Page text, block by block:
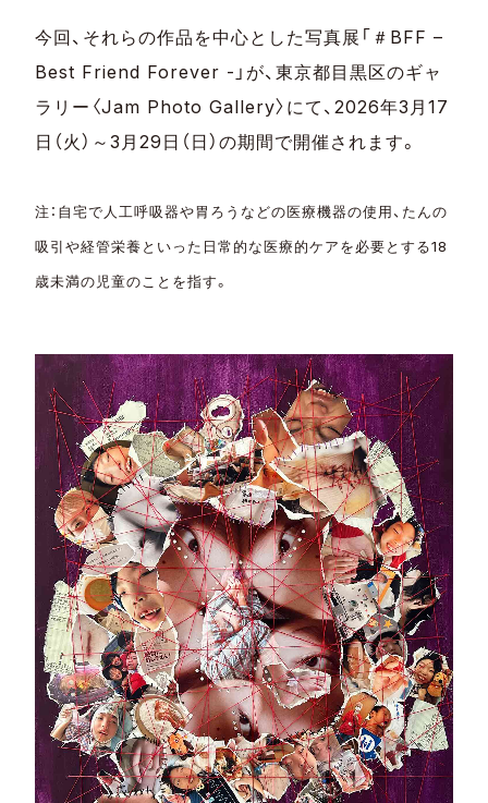
今回、それらの作品を中心とした写真展「＃BFF –
Best Friend Forever -」が、東京都目黒区のギャ
ラリー〈Jam Photo Gallery〉にて、2026年3月17
日（火）～3月29日（日）の期間で開催されます。
注：自宅で人工呼吸器や胃ろうなどの医療機器の使用、たんの
吸引や経管栄養といった日常的な医療的ケアを必要とする18
歳未満の児童のことを指す。